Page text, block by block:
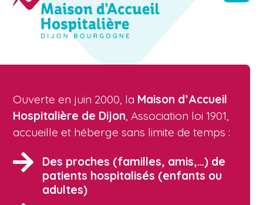
Ouverte en juin 2000, la Maison d’Accueil
Hospitalière de Dijon, Association loi 1901,
accueille et héberge sans limite de temps :
Des proches (familles, amis,…) de
patients hospitalisés (enfants ou
adultes)